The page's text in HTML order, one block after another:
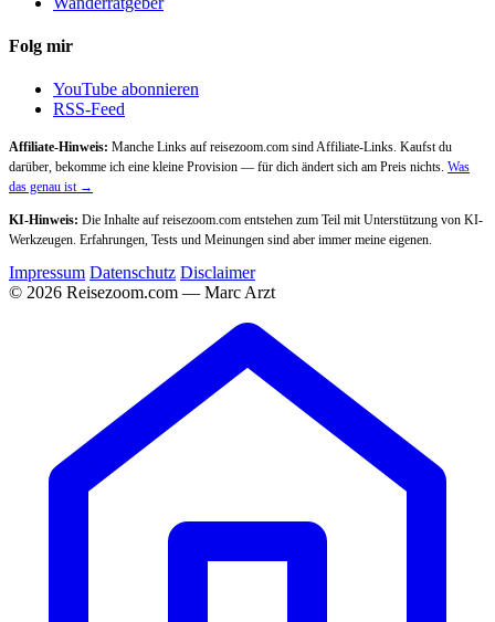
Folg mir
YouTube abonnieren
RSS-Feed
Affiliate-Hinweis: Manche Links auf reisezoom.com sind Affiliate-Links. Kaufst du
darüber, bekomme ich eine kleine Provision — für dich ändert sich am Preis nichts. Was
das genau ist →
KI-Hinweis: Die Inhalte auf reisezoom.com entstehen zum Teil mit Unterstützung von KI-
Werkzeugen. Erfahrungen, Tests und Meinungen sind aber immer meine eigenen.
Impressum Datenschutz Disclaimer
© 2026 Reisezoom.com — Marc Arzt